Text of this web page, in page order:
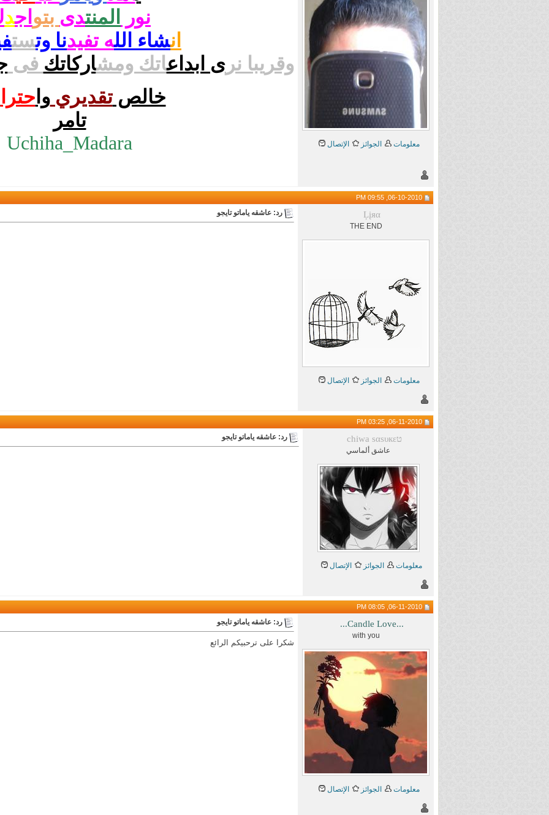
معلومات الجوائز الإتصال
نور
المنتدى بتو اجد
انشاء الله تفيدنا وتست
وقريبا نرى ابداعاتك ومشاركاتك فى
خالصتقديريوا حترا
تامر
Uchiha_Madara
Ļįяα
THE END
معلومات الجوائز الإتصال
رد: عاشقه ياماتو تايجو
chiwa sαsυкεט
عاشق ألماسي
معلومات الجوائز الإتصال
رد: عاشقه ياماتو تايجو
...Candle Love...
with you
معلومات الجوائز الإتصال
رد: عاشقه ياماتو تايجو
شكرا على ترحبيكم الرائع